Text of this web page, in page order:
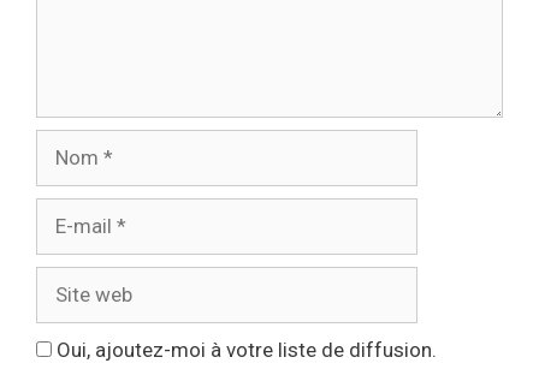
Oui, ajoutez-moi à votre liste de diffusion.